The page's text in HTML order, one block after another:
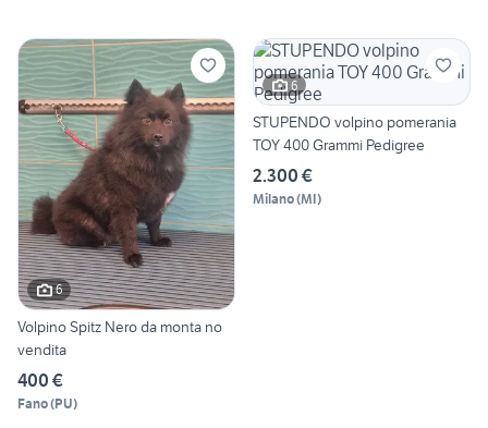
6
Volpino Spitz Nero da monta no
vendita
400 €
Fano(PU)
6
STUPENDO volpino pomerania
TOY 400 Grammi Pedigree
2.300 €
Milano(MI)